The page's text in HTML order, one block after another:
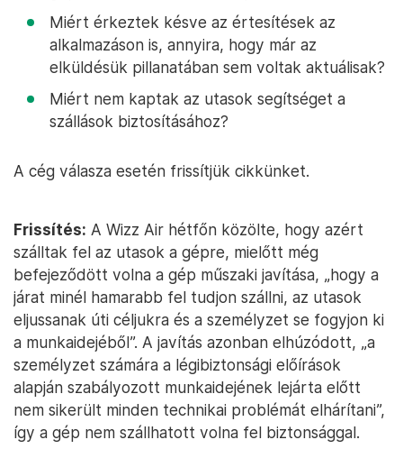
Miért érkeztek késve az értesítések az
alkalmazáson is, annyira, hogy már az
elküldésük pillanatában sem voltak aktuálisak?
Miért nem kaptak az utasok segítséget a
szállások biztosításához?
A cég válasza esetén frissítjük cikkünket.
Frissítés: A Wizz Air hétfőn közölte, hogy azért
szálltak fel az utasok a gépre, mielőtt még
befejeződött volna a gép műszaki javítása, „hogy a
járat minél hamarabb fel tudjon szállni, az utasok
eljussanak úti céljukra és a személyzet se fogyjon ki
a munkaidejéből”. A javítás azonban elhúzódott, „a
személyzet számára a légibiztonsági előírások
alapján szabályozott munkaidejének lejárta előtt
nem sikerült minden technikai problémát elhárítani”,
így a gép nem szállhatott volna fel biztonsággal.